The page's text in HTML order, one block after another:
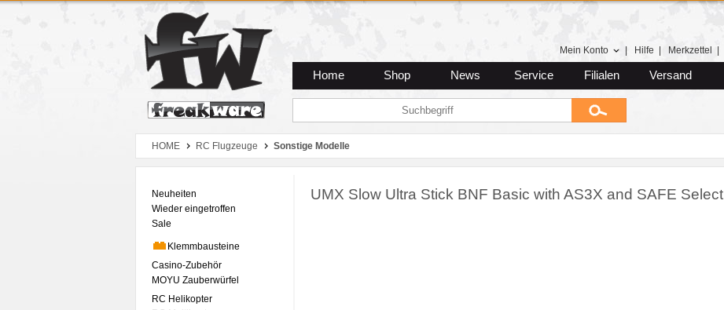
Zum Hauptmenue
Zum Seiteninhalt
Zum Warenkob
Mein Konto Hilfe Merkzettel
Home Shop News Service Filialen Versand
HOME RC Flugzeuge Sonstige Modelle
Neuheiten
Wieder eingetroffen
Sale
Klemmbausteine
Casino-Zubehör
MOYU Zauberwürfel
RC Helikopter
UMX Slow Ultra Stick BNF Basic with AS3X and SAFE Select